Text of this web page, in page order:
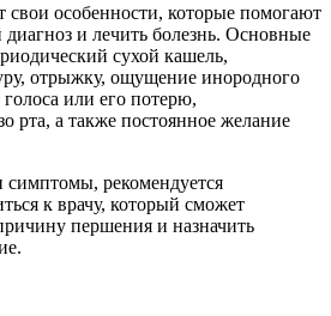
свои особенности, которые помогают
и лечить болезнь. Основные
сухой кашель,
отрыжку, ощущение инородного
или его потерю,
рта, а также постоянное желание
симптомы, рекомендуется
к врачу, который сможет
першения и назначить